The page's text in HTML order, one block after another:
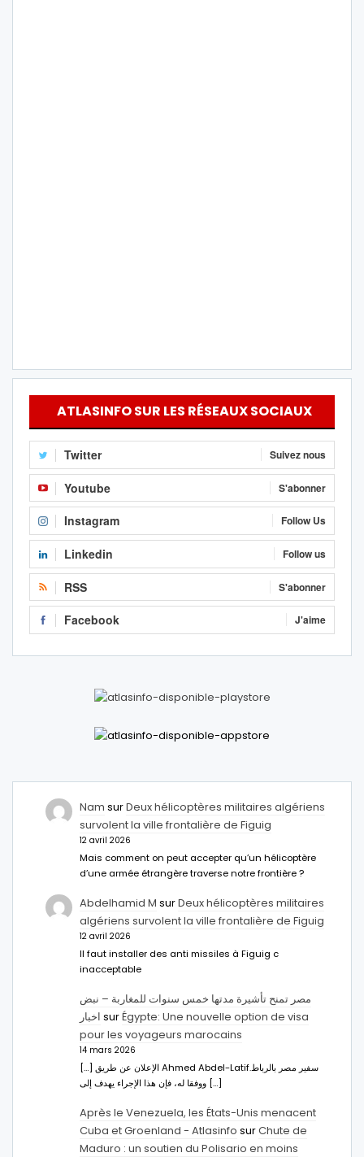
ATLASINFO SUR LES RÉSEAUX SOCIAUX
Twitter Suivez nous
Youtube S'abonner
Instagram Follow Us
Linkedin Follow us
RSS S'abonner
Facebook J'aime
Nam surDeux hélicoptères militaires algériens
survolent la ville frontalière de Figuig
12 avril 2026
Mais comment on peut accepter qu’un hélicoptère
d’une armée étrangère traverse notre frontière ?
Abdelhamid M surDeux hélicoptères militaires
algériens survolent la ville frontalière de Figuig
12 avril 2026
Il faut installer des anti missiles à Figuig c
inacceptable
مصر تمنح تأشيرة مدتها خمس سنوات للمغاربة – نبض
اخبار surÉgypte: Une nouvelle option de visa
pour les voyageurs marocains
14 mars 2026
[…] الإعلان عن طريق Ahmed Abdel-Latifسفير مصر بالرباط.
ووفقا له، فإن هذا الإجراء يهدف إلى […]
Après le Venezuela, les États-Unis menacent
Cuba et Groenland - Atlasinfo surChute de
Maduro : un soutien du Polisario en moins